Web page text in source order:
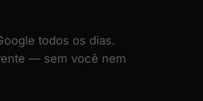
todos os dias.
— sem você nem